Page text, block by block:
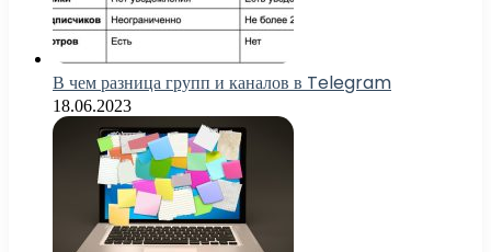
В чем разница групп и каналов в Telegram
18.06.2023